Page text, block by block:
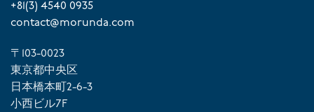
+81(3) 4540 0935
contact@morunda.com
〒103-0023
東京都中央区
日本橋本町2-6-3
小西ビル7F